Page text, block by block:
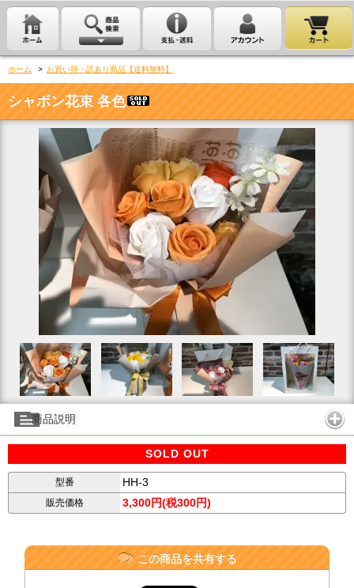
ホーム > お買い得・訳あり商品【送料無料】
シャボン花束 各色
商品説明
SOLD OUT
型番 HH-3
販売価格 3,300円(税300円)
この商品を共有する